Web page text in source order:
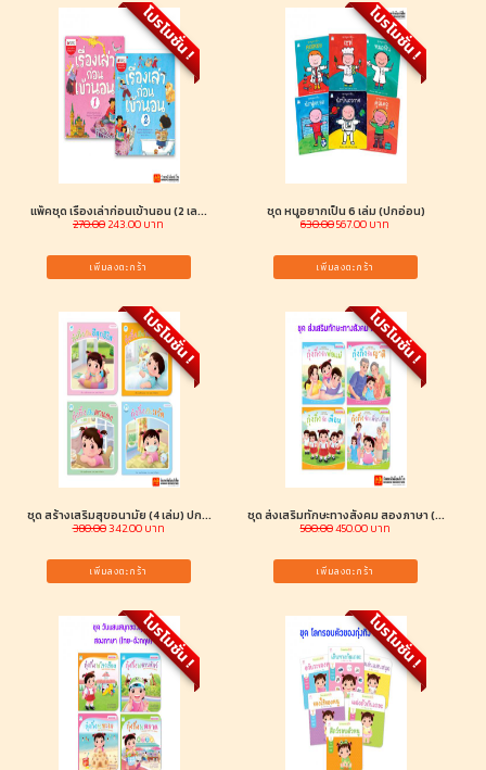
โปรโมชั่น !
แพ็คชุด เรื่องเล่าก่อนเข้านอน (2 เล...
270.00 243.00 บาท
เพิ่มลงตะกร้า
โปรโมชั่น !
ชุด หนูอยากเป็น 6 เล่ม (ปกอ่อน)
630.00567.00 บาท
เพิ่มลงตะกร้า
โปรโมชั่น !
ชุด สร้างเสริมสุขอนามัย (4 เล่ม) ปก...
380.00342.00 บาท
เพิ่มลงตะกร้า
โปรโมชั่น !
ชุด ส่งเสริมทักษะทางสังคม สองภาษา (...
500.00450.00 บาท
เพิ่มลงตะกร้า
โปรโมชั่น ! โปรโมชั่น !